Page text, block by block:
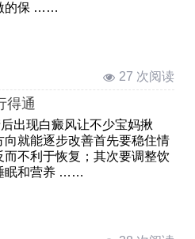
选用温和无刺激的保 ……
27 次阅读
得通
出现白癜风让不少宝妈揪
向就能逐步改善首先要稳住情
而不利于恢复；其次要调整饮
食作息，补足睡眠和营养 ……